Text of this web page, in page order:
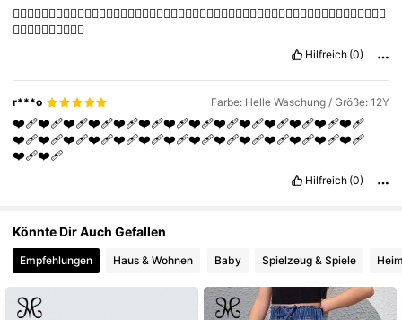
👍🏻👍🏻👍🏻👍🏻👍🏻👍🏻👍🏻👍🏻👍🏻👍🏻👍🏻👍🏻👍🏻👍🏻👍🏻👍🏻👍🏻👍🏻👍🏻👍🏻👍🏻👍🏻👍🏻👍🏻👍🏻👍🏻
👍🏻👍🏻👍🏻👍🏻👍🏻
Hilfreich (0)
r***o Farbe: Helle Waschung / Größe: 12Y
❤️‍🩹❤️‍🩹❤️‍🩹❤️‍🩹❤️‍🩹❤️‍🩹❤️‍🩹❤️‍🩹❤️‍🩹❤️‍🩹❤️‍🩹❤️‍🩹❤️‍🩹❤️‍🩹
❤️‍🩹❤️‍🩹❤️‍🩹❤️‍🩹❤️‍🩹❤️‍🩹❤️‍🩹❤️‍🩹❤️‍🩹❤️‍🩹❤️‍🩹❤️‍🩹❤️‍🩹❤️‍🩹
❤️‍🩹❤️‍🩹
Hilfreich (0)
Könnte Dir Auch Gefallen
Empfehlungen Haus & Wohnen Baby Spielzeug & Spiele